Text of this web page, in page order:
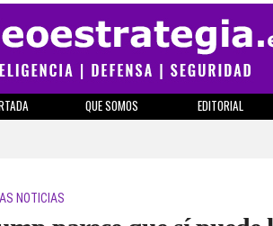
QUE SOMOS EDITORIAL
NOTICIAS